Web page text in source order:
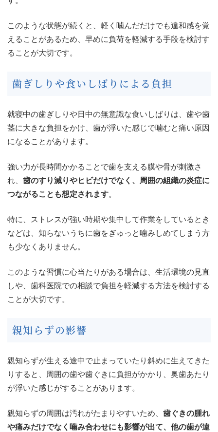
このような状態が続くと、軽く噛んだだけでも違和感を覚
えることがあるため、早めに負荷を軽減する手段を検討す
ることが大切です。
歯ぎしりや食いしばりによる負担
就寝中の歯ぎしりや日中の無意識な食いしばりは、歯や歯
茎に大きな負担をかけ、歯が浮いた感じで噛むと痛い原因
になることがあります。
強い力が長時間かかることで歯を支える膜や骨が刺激さ
れ、 歯のすり減りやヒビだけでなく、周囲の組織の炎症に
つながることも想定されます。
特に、ストレスが強い時期や集中して作業をしているとき
などは、知らないうちに歯をぎゅっと噛みしめてしまう方
も少なくありません。
このような習慣に心当たりがある場合は、生活環境の見直
しや、歯科医院での相談で負担を軽減する方法を検討する
ことが大切です。
親知らずの影響
親知らずが生える途中で止まっていたり斜めに生えてきた
りすると、周囲の歯や歯ぐきに負担がかかり、奥歯あたり
が浮いた感じがすることがあります。
親知らずの周囲は汚れがたまりやすいため、 歯ぐきの腫れ
や痛みだけでなく噛み合わせにも影響が出て、他の歯が違